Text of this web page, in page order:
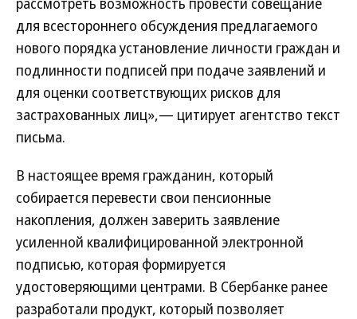
для всестороннего обсуждения предлагаемого
нового порядка установление личности граждан и
подлинности подписей при подаче заявлений и
для оценки соответствующих рисков для
застрахованных лиц»,— цитирует агентство текст
письма.
В настоящее время гражданин, который
собирается перевести свои пенсионные
накопления, должен заверить заявление
усиленной квалифицированной электронной
подписью, которая формируется
удостоверяющими центрами. В Сбербанке ранее
разработали продукт, который позволяет